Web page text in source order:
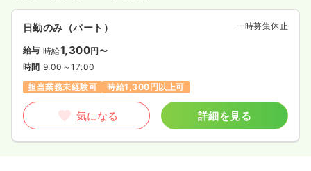
日勤のみ（パート） 一時募集休止
給与 時給1,300円〜
時間 9:00～17:00
担当業務未経験可
時給1,300円以上可
気になる 詳細を見る